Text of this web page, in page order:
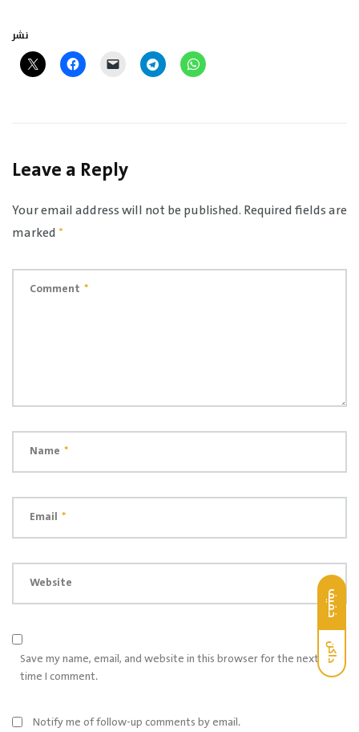
خفيف
داكن
نشر
Leave a Reply
Your email address will not be published. Required fields are
marked*
Comment *
Name *
Email *
Website
Save my name, email, and website in this browser for the next
time I comment.
Notify me of follow-up comments by email.